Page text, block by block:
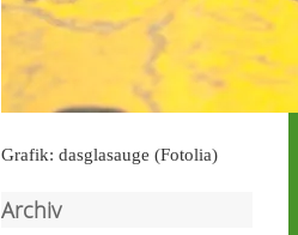
castor-stoppen.de
Ticker – Castor
stoppen!
Grafik: dasglasauge (Fotolia)
Archiv